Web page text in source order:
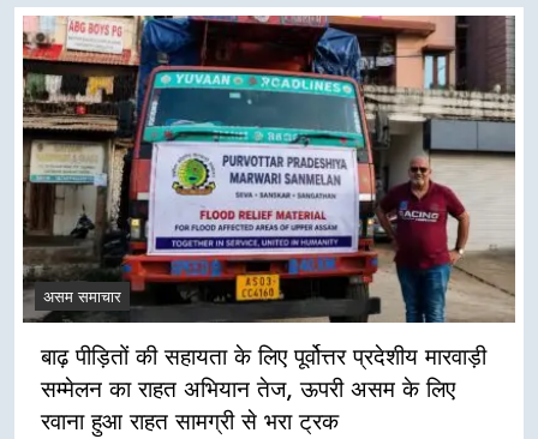
असम समाचार
बाढ़ पीड़ितों की सहायता के लिए पूर्वोत्तर प्रदेशीय मारवाड़ी
सम्मेलन का राहत अभियान तेज, ऊपरी असम के लिए
रवाना हुआ राहत सामग्री से भरा ट्रक